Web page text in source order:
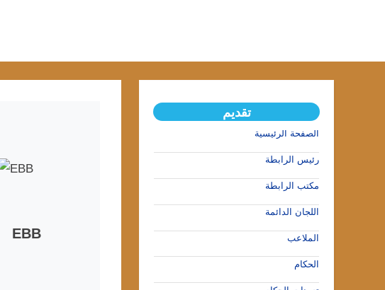
EBB
تقديم
الصفحة الرئيسية
رئيس الرابطة
مكتب الرابطة
اللجان الدائمة
الملاعب
الحكام